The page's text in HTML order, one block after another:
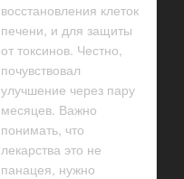
восстановления клеток
печени, и для защиты
от токсинов. Честно,
почувствовал
улучшение через пару
месяцев. Важно
понимать, что
лекарства это не
панацея, нужно